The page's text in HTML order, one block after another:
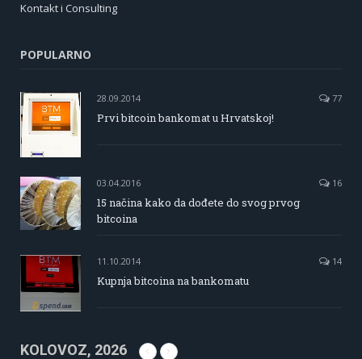
Kontakt i Consulting
POPULARNO
28.09.2014 77
Prvi bitcoin bankomat u Hrvatskoj!
03.04.2016 16
15 načina kako da dođete do svog prvog
bitcoina
11.10.2014 14
Kupnja bitcoina na bankomatu
KOLOVOZ, 2026